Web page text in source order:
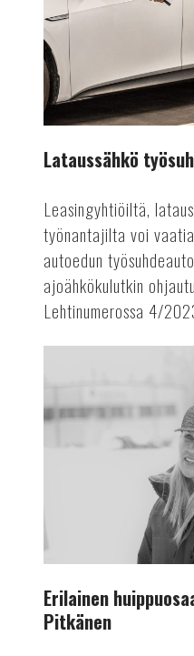
Lataussähkö
Leasingyhtiöiltä,
työnantajilta voi
autoedun
ajoähkökulutkin
Lehtinumerossa 4/
kuski
Erilainen
Pitkänen